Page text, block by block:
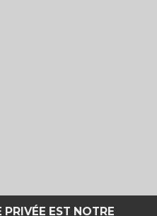
PRIVÉE EST NOTRE